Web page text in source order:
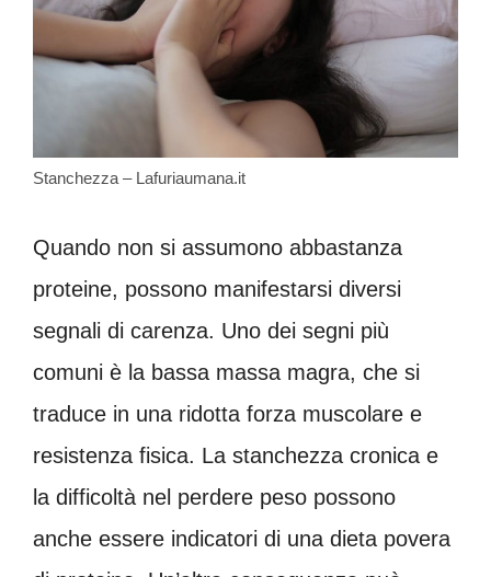
Stanchezza – Lafuriaumana.it
Quando non si assumono abbastanza
proteine, possono manifestarsi diversi
segnali di carenza. Uno dei segni più
comuni è la bassa massa magra, che si
traduce in una ridotta forza muscolare e
resistenza fisica. La stanchezza cronica e
la difficoltà nel perdere peso possono
anche essere indicatori di una dieta povera